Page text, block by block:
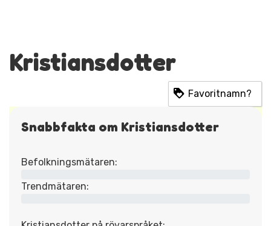
Kristiansdotter
Favoritnamn?
Snabbfakta om Kristiansdotter
Befolkningsmätaren:
Trendmätaren: